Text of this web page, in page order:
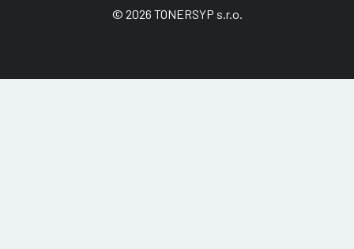
© 2026 TONERSYP s.r.o.